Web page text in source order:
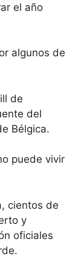
el año
algunos de
de
del
Bélgica.
puede vivir
cientos de
y
oficiales